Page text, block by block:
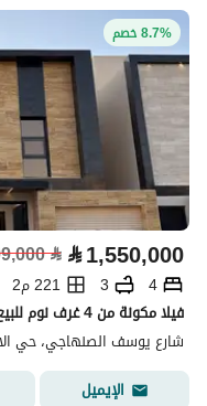
8.7% خصم
⃁1,550,000
⃁
4
3
221 م2
فيلا مكونة من 4 غرف نوم للبيع في الأندلس، الرياض
شارع يوسف الصنهاجي، حي
الإيميل